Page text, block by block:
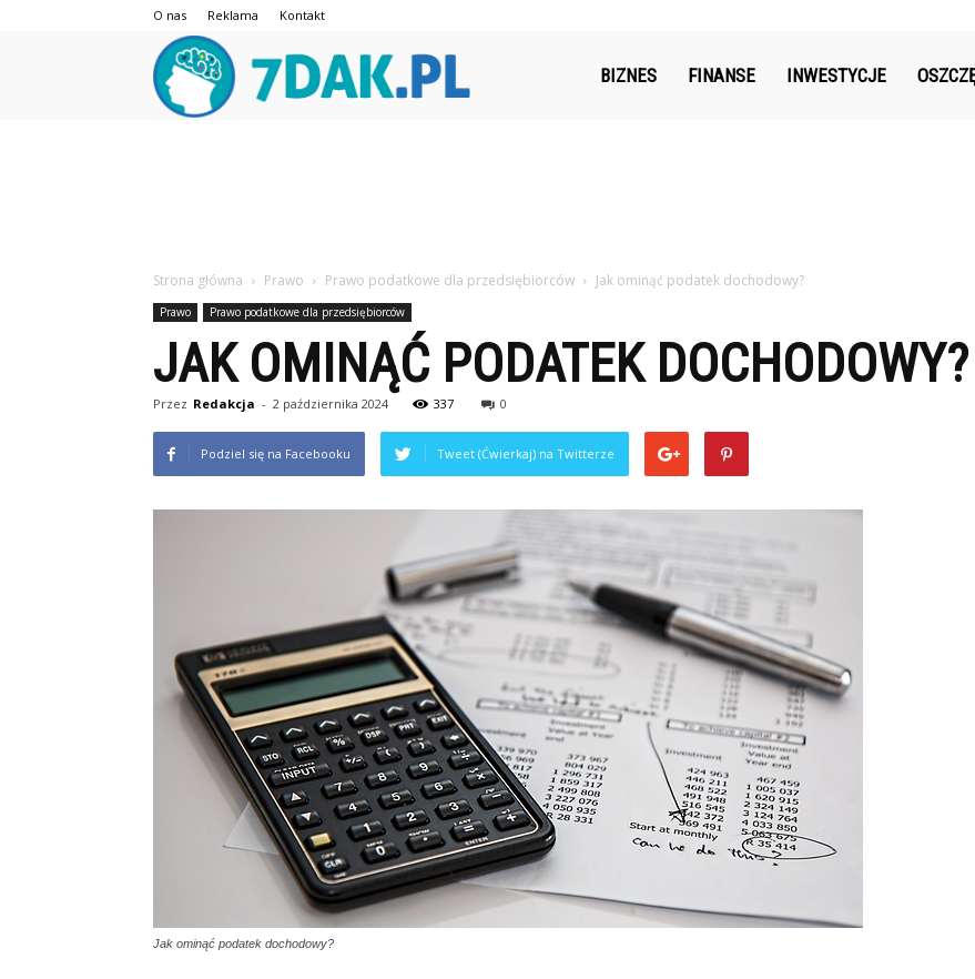
O nas Reklama Kontakt
BIZNES FINANSE INWESTYCJE
Strona główna Prawo Prawo podatkowe dla przedsiębiorców Jak ominąć podatek dochodowy?
Prawo Prawo podatkowe dla przedsiębiorców
JAK OMINĄĆ PODATEK DOCHODOWY?
Przez Redakcja - 2 października 2024 337 0
Podziel się na Facebooku Tweet (Ćwierkaj) na Twitterze
Jak ominąć podatek dochodowy?